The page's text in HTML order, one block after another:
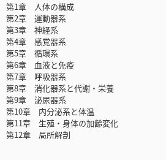
第1章 人体の構成
第2章 運動器系
第3章 神経系
第4章 感覚器系
第5章 循環系
第6章 血液と免疫
第7章 呼吸器系
第8章 消化器系と代謝・栄養
第9章 泌尿器系
第10章 内分泌系と体温
第11章 生殖・身体の加齢変化
第12章 局所解剖